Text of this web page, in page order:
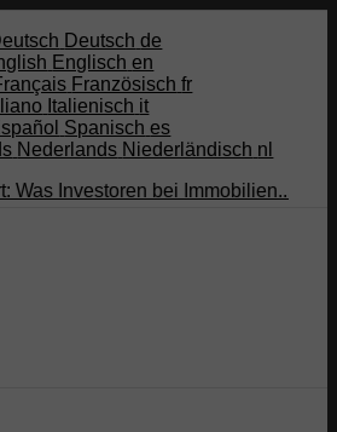
Deutsch de
Englisch en
Französisch fr
Italienisch it
Spanisch es
Nederlands Niederländisch nl
Investoren bei Immobilien... Infused